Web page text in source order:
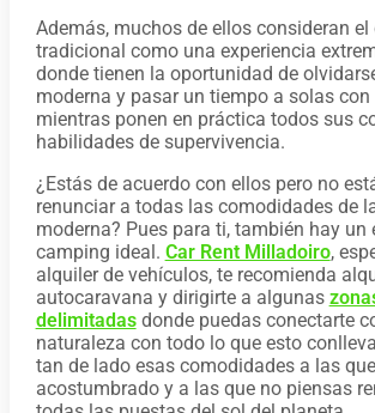
Además, muchos de ellos consideran
tradicional como una experiencia
donde tienen la oportunidad de
moderna y pasar un tiempo a solas
mientras ponen en práctica todos sus
habilidades de supervivencia.
¿Estás de acuerdo con ellos pero no
renunciar a todas las comodidades de
moderna? Pues para ti, también hay un
camping ideal. Car Rent Milladoiro,
alquiler de vehículos, te recomienda
autocaravana y dirigirte a algunas
delimitadasdonde puedas conectarte
naturaleza con todo lo que esto
tan de lado esas comodidades a las
acostumbrado y a las que no piensas